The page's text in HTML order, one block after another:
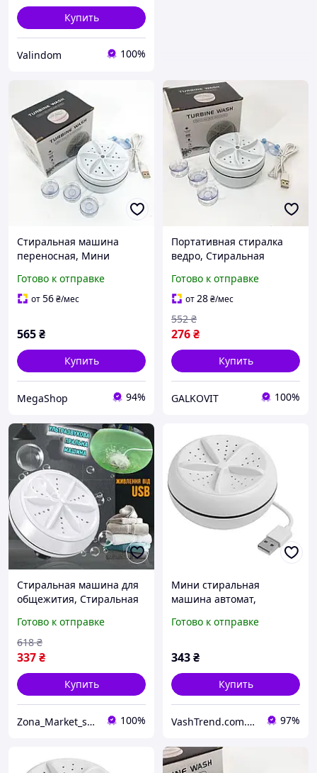
Купить
Valindom 100%
Стиральная машина
переносная, Мини
носков, Портативная
стиралка ведро NC-20
Готово к отправке
от56₴/мес
565₴
Купить
MegaShop 94%
Портативная стиралка
ведро, Стиральная
воды, Складная
стиральная машина для
дачи FY-71
Готово к отправке
от28₴/мес
276₴
552 ₴
Купить
GALKOVIT 100%
Стиральная машина для
общежития, Стиральная
водопровода Складная
OI-85
Готово к отправке
337₴
618 ₴
Купить
Zona_Market_shop 100%
Мини стиральная
машина автомат,
ведро, Стиральная
KH-90
Готово к отправке
343₴
Купить
VashTrend.com.ua - Рознично-оптовый интернет магазин! 97%